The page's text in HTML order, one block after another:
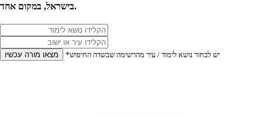
בישראל, במקום אחד.
מצאו מורה עכשיו *יש לבחור נושא לימוד / עיר מהרשימה שבשדה החיפוש